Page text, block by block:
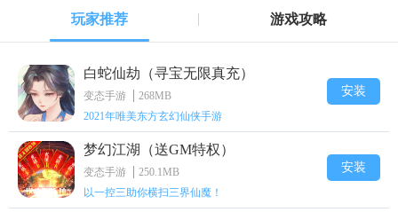
玩家推荐 游戏攻略
白蛇仙劫（寻宝无限真充）
变态手游
268MB
2021年唯美东方玄幻仙侠手游
安装
梦幻江湖（送GM特权）
变态手游
250.1MB
以一控三助你横扫三界仙魔！
安装